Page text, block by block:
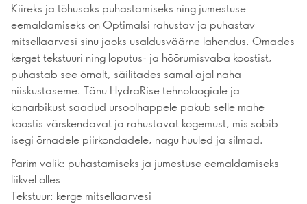
Kiireks ja tõhusaks puhastamiseks ning jumestuse
eemaldamiseks on Optimalsi rahustav ja puhastav
mitsellaarvesi sinu jaoks usaldusväärne lahendus. Omades
kerget tekstuuri ning loputus- ja hõõrumisvaba koostist,
puhastab see õrnalt, säilitades samal ajal naha
niiskustaseme. Tänu HydraRise tehnoloogiale ja
kanarbikust saadud ursoolhappele pakub selle mahe
koostis värskendavat ja rahustavat kogemust, mis sobib
isegi õrnadele piirkondadele, nagu huuled ja silmad.
Parim valik: puhastamiseks ja jumestuse eemaldamiseks
liikvel olles
Tekstuur: kerge mitsellaarvesi